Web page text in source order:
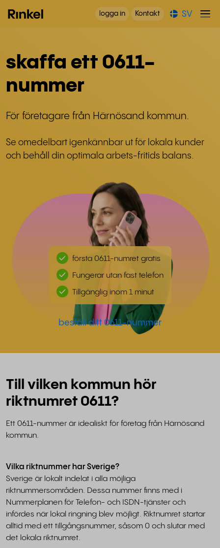
logga in Kontakt SV
skaffa ett 0611-
nummer
För företagare från Härnösand kommun.
Se omedelbart igenkännbar ut för lokala kunder
och behåll din optimala arbets-fritids balans.
första 0611-numret gratis
Fungerar utan fast telefon
Tillgänglig inom 1 minut
beställ ditt 0611-nummer
Till vilken kommun hör
riktnumret 0611?
Ett 0611-nummer är idealiskt för företag från Härnösand
kommun.
Vilka riktnummer har Sverige?
Sverige är lokalt indelat i alla möjliga
riktnummersområden. Dessa nummer finns med i
Nummerplanen för Telefon- och ISDN-tjänster och
infördes när lokal ringning blev möjligt. Riktnumret startar
alltid med ett tillgångsnummer, såsom 0 och slutar med
det lokala riktnumret.